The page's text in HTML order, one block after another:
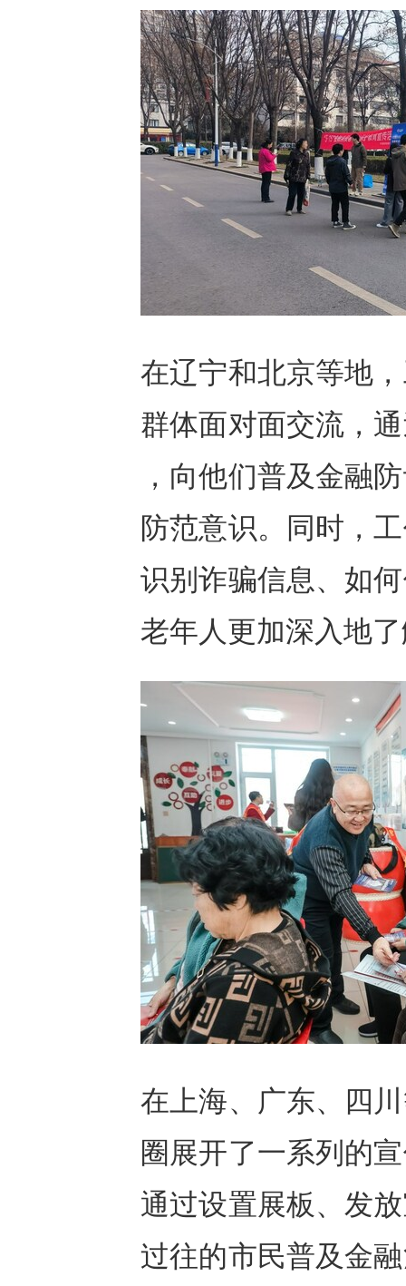
在辽宁和北京等地
群体面对面交流，
，向他们普及金融
防范意识。同时，
识别诈骗信息、如
老年人更加深入地
在上海、广东、四
圈展开了一系列的
通过设置展板、发
过往的市民普及金